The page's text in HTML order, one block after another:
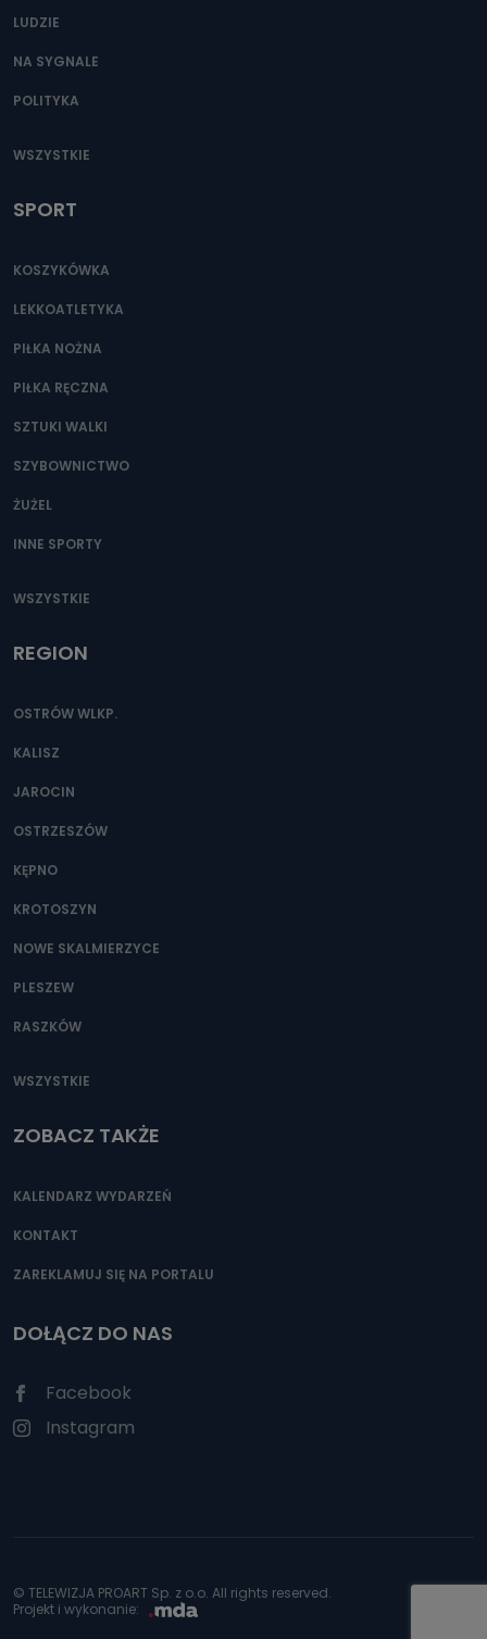
LUDZIE
NA SYGNALE
POLITYKA
WSZYSTKIE
SPORT
KOSZYKÓWKA
LEKKOATLETYKA
PIŁKA NOŻNA
PIŁKA RĘCZNA
SZTUKI WALKI
SZYBOWNICTWO
ŻUŻEL
INNE SPORTY
WSZYSTKIE
REGION
OSTRÓW WLKP.
KALISZ
JAROCIN
OSTRZESZÓW
KĘPNO
KROTOSZYN
NOWE SKALMIERZYCE
PLESZEW
RASZKÓW
WSZYSTKIE
ZOBACZ TAKŻE
KALENDARZ WYDARZEŃ
KONTAKT
ZAREKLAMUJ SIĘ NA PORTALU
DOŁĄCZ DO NAS
Facebook
Instagram
© TELEWIZJA PROART Sp. z o.o. All rights reserved.
Projekt i wykonanie: